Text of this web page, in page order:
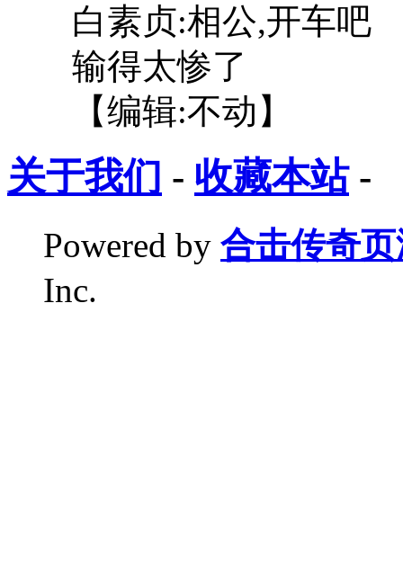
白素贞:相公,开车吧
输得太惨了
【编辑:不动】
关于我们 - 收藏本站-
Powered by 合击传奇
Inc.